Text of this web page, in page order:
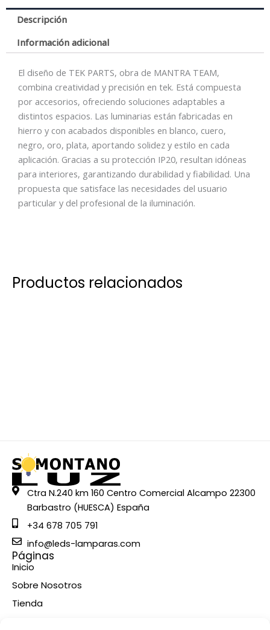
Plata
cantidad
Descripción
Información adicional
El diseño de TEK PARTS, obra de MANTRA TEAM,
combina creatividad y precisión en tek. Está compuesta
por accesorios, ofreciendo soluciones adaptables a
distintos espacios. Las luminarias están fabricadas en
hierro y con acabados disponibles en blanco, cuero,
negro, oro, plata, aportando solidez y estilo en cada
aplicación. Gracias a su protección IP20, resultan idóneas
para interiores, garantizando durabilidad y fiabilidad. Una
propuesta que satisface las necesidades del usuario
particular y del profesional de la iluminación.
Productos relacionados
Ctra N.240 km 160 Centro Comercial Alcampo 22300
Barbastro (HUESCA) España
+34 678 705 791
info@leds-lamparas.com
Páginas
Inicio
Sobre Nosotros
Tienda